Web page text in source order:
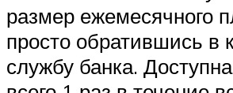
размер ежемесячного
просто обратившись в
службу банка.